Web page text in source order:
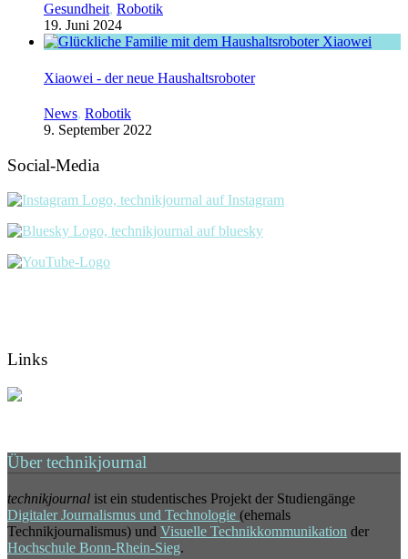
Gesundheit, Robotik
19. Juni 2024
Xiaowei - der neue Haushaltsroboter
News, Robotik
9. September 2022
Social-Media
Links
Über technikjournal
technikjournal ist ein studentisches Projekt der Studiengänge
Digitaler Journalismus und Technologie (ehemals
Technikjournalismus) und Visuelle Technikkommunikation der
Hochschule Bonn-Rhein-Sieg.